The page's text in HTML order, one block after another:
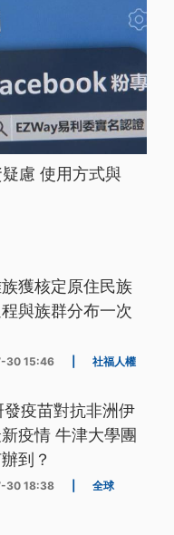
慮 使用方式與
獲核定原住民族
與族群分布一次
30 15:46 社福人權
發疫苗對抗非洲伊
疫情 牛津大學團
到？
30 18:38 全球